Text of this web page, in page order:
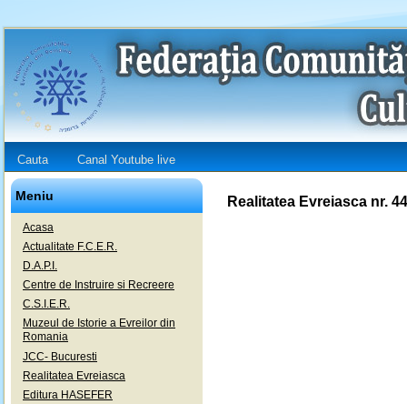
Cauta Canal Youtube live
Meniu
Acasa
Actualitate F.C.E.R.
D.A.P.I.
Centre de Instruire si Recreere
C.S.I.E.R.
Muzeul de Istorie a Evreilor din
Romania
JCC- Bucuresti
Realitatea Evreiasca
Editura HASEFER
Realitatea Evreiasca nr.